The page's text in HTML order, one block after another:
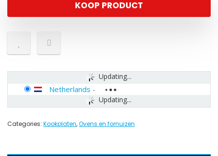
KOOP PRODUCT
Updating...
Updating...
Netherlands -
Categories: Kookplaten,Ovens en fornuizen